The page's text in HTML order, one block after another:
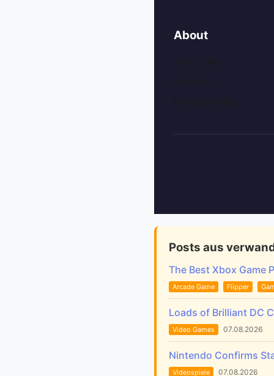
About
Posts aus
The Best Xbox Game
Arcade Game Flipper
Loads of Brilliant DC
Video Games 07.08.2026
Nintendo Confirms
Videospiele 07.08.2026